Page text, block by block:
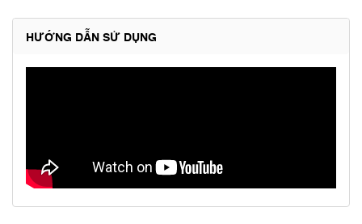
HƯỚNG DẪN SỬ DỤNG